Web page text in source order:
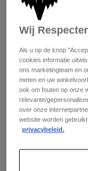
Broeken
Korte
Jassen
Jassen
Brillen
Overhemden
Alles bekijken
Women
T-Shirts & Tops
Hoodies en truien
Jassen
Beschermers
Brillen
Socks
Alles bekijken
Moto
Wij
Als u op de knop
cookies informatie
ons marketingteam en
meten en uw
ook om fouten op onze
relevante/
over onze
website worden
privacybeleid.